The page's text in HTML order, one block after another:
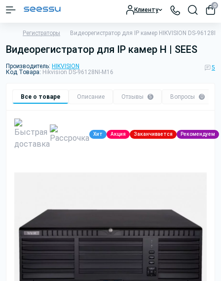
Клиенту
0
Регистраторы Видеорегистратор для IP камер HIKVISION DS-
Видеорегистратор для IP камер H | SEES
Производитель: HIKVISION
Код Товара: Hikvision DS-96128NI-M16
5
Все о товаре Описание Отзывы 5 Вопросы 0
Хит Акция Заканчивается Рекомендуем